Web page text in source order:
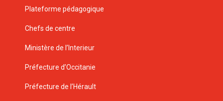
Plateforme pédagogique
Chefs de centre
Ministère de l’Interieur
Préfecture d’Occitanie
Préfecture de l’Hérault